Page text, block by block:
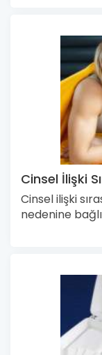
Cinsel İlişki
Cinsel ilişki
nedenine